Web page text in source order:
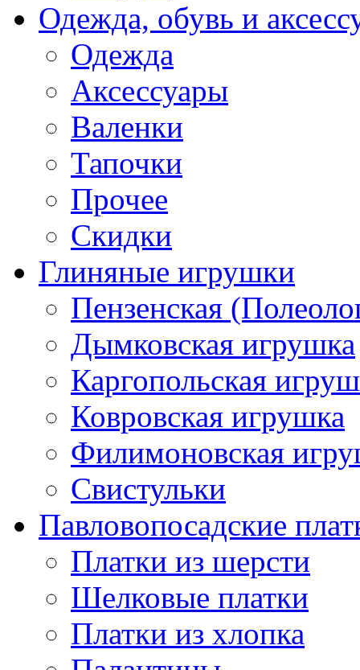
Одежда, обувь и
Одежда
Аксессуары
Валенки
Тапочки
Прочее
Скидки
Глиняные игрушки
Пензенская
Дымковская игрушка
Каргопольская
Ковровская игрушка
Филимоновская
Свистульки
Павловопосадские
Платки из шерсти
Шелковые платки
Платки из хлопка